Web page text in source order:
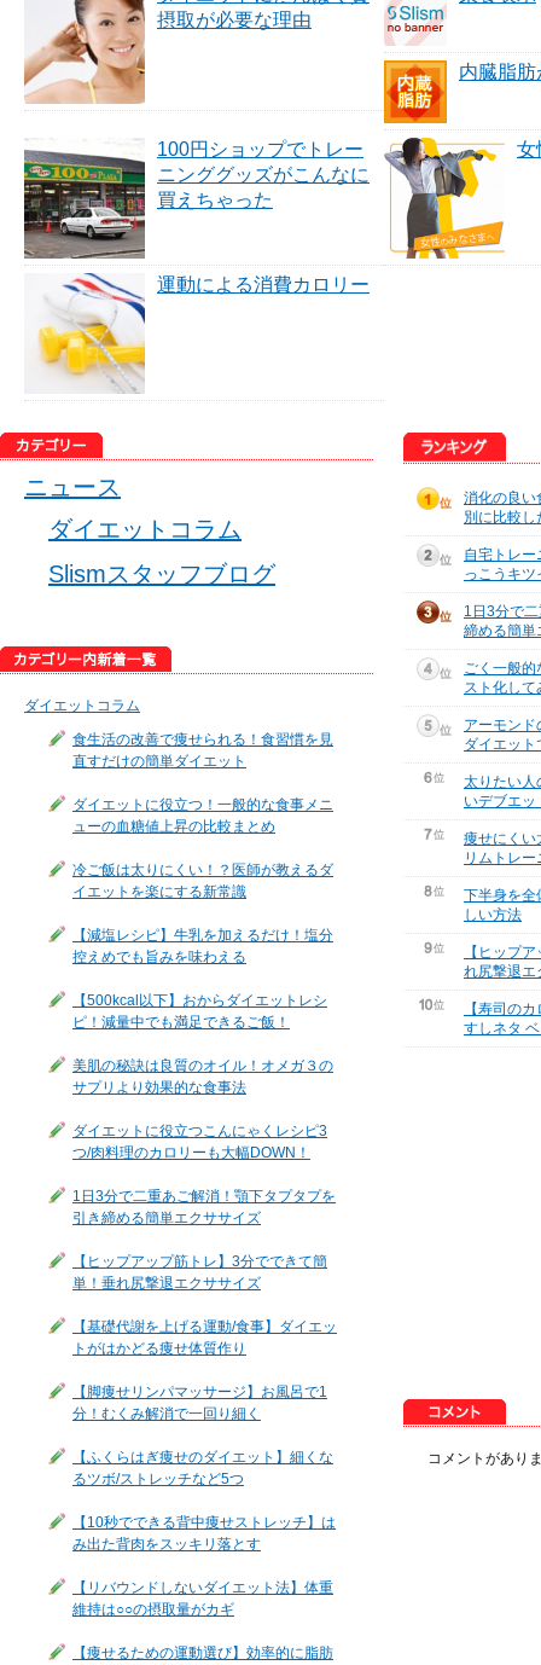
摂取が必要な理由
内臓脂
100円ショップでトレー
ニンググッズがこんなに
買えちゃった
女
運動による消費カロリー
ニュース
ダイエットコラム
Slismスタッフブログ
ダイエットコラム
食生活の改善で痩せられる！食習慣を見
直すだけの簡単ダイエット
ダイエットに役立つ！一般的な食事メニ
ューの血糖値上昇の比較まとめ
冷ご飯は太りにくい！？医師が教えるダ
イエットを楽にする新常識
【減塩レシピ】牛乳を加えるだけ！塩分
控えめでも旨みを味わえる
【500kcal以下】おからダイエットレシ
ピ！減量中でも満足できるご飯！
美肌の秘訣は良質のオイル！オメガ３の
サプリより効果的な食事法
ダイエットに役立つこんにゃくレシピ3
つ/肉料理のカロリーも大幅DOWN！
1日3分で二重あご解消！顎下タプタプを
引き締める簡単エクササイズ
【ヒップアップ筋トレ】3分でできて簡
単！垂れ尻撃退エクササイズ
【基礎代謝を上げる運動/食事】ダイエッ
トがはかどる痩せ体質作り
【脚痩せリンパマッサージ】お風呂で1
分！むくみ解消で一回り細く
【ふくらはぎ痩せのダイエット】細くな
るツボ/ストレッチなど5つ
【10秒でできる背中痩せストレッチ】は
み出た背肉をスッキリ落とす
【リバウンドしないダイエット法】体重
維持は○○の摂取量がカギ
【痩せるための運動選び】効率的に脂肪
消化の良い
別に比較し
自宅トレ
っこうキツ
1日3分で
締める簡単
ごく一般
スト化して
アーモン
ダイエット
太りたい人
いデブエッ
痩せにくい
リムトレー
下半身を全
しい方法
【ヒップ
れ尻撃退エ
【寿司の
すしネタ
コメントがあり